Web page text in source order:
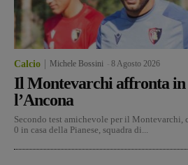
Calcio Michele Bossini 8 Agosto 2026
Il Montevarchi affronta in
l’Ancona
Secondo test amichevole per il Montevarchi,
0 in casa della Pianese, squadra di...